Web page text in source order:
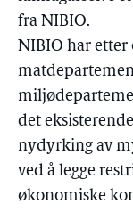
fra NIBIO.
NIBIO har etter
det
nydyrking av
ved å legge
økonomiske